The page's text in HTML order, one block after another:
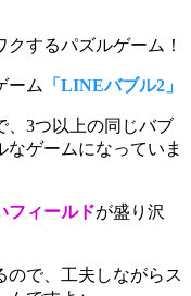
するパズルゲーム！
ーム 「LINEバブル2」
3つ以上の同じバブ
なゲームになっていま
フィールドが盛り沢
ので、工夫しながらス